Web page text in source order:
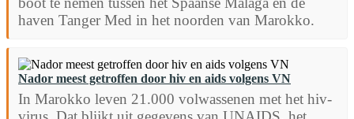
haven Tanger Med in het noorden van Marokko.
Nador meest getroffen door hiv en aids volgens VN
In Marokko leven 21.000 volwassenen met het hiv-